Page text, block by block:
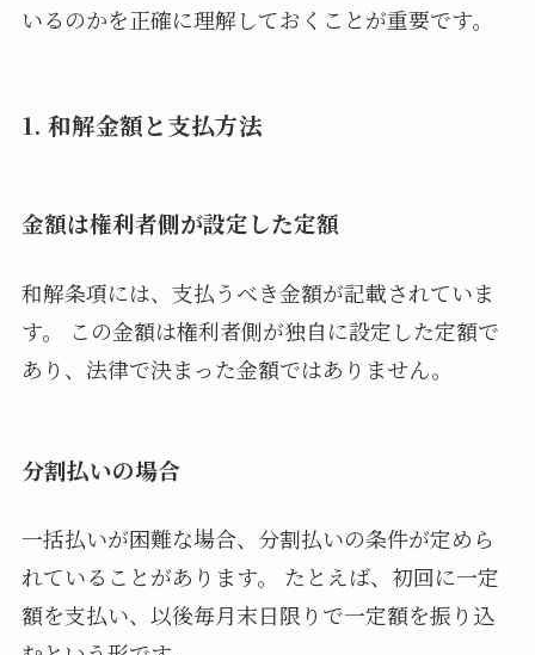
いるのかを正確に理解しておくことが重要です。
1. 和解金額と支払方法
金額は権利者側が設定した定額
和解条項には、支払うべき金額が記載されていま
す。 この金額は権利者側が独自に設定した定額で
あり、法律で決まった金額ではありません。
分割払いの場合
一括払いが困難な場合、分割払いの条件が定めら
れていることがあります。 たとえば、初回に一定
額を支払い、以後毎月末日限りで一定額を振り込